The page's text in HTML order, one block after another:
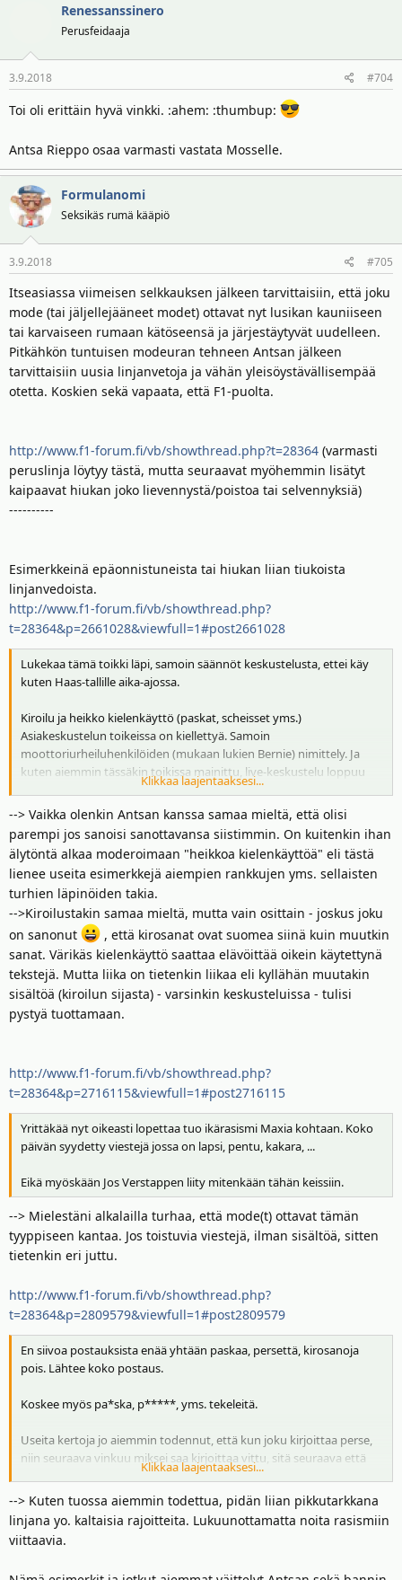
Renessanssinero
Perusfeidaaja
3.9.2018 #704
Toi oli erittäin hyvä vinkki. :ahem: :thumbup:
Antsa Rieppo osaa varmasti vastata Mosselle.
Formulanomi
Seksikäs rumä kääpiö
3.9.2018 #705
Itseasiassa viimeisen selkkauksen jälkeen tarvittaisiin, että joku
mode (tai jäljellejääneet modet) ottavat nyt lusikan kauniiseen
tai karvaiseen rumaan kätöseensä ja järjestäytyvät uudelleen.
Pitkähkön tuntuisen modeuran tehneen Antsan jälkeen
tarvittaisiin uusia linjanvetoja ja vähän yleisöystävällisempää
otetta. Koskien sekä vapaata, että F1-puolta.
http://www.f1-forum.fi/vb/showthread.php?t=28364 (varmasti
peruslinja löytyy tästä, mutta seuraavat myöhemmin lisätyt
kaipaavat hiukan joko lievennystä/poistoa tai selvennyksiä)
----------
Esimerkkeinä epäonnistuneista tai hiukan liian tiukoista
linjanvedoista.
http://www.f1-forum.fi/vb/showthread.php?
t=28364&p=2661028&viewfull=1#post2661028
Lukekaa tämä toikki läpi, samoin säännöt keskustelusta, ettei käy
kuten Haas-tallille aika-ajossa.
Kiroilu ja heikko kielenkäyttö (paskat, scheisset yms.)
Asiakeskustelun toikeissa on kiellettyä. Samoin
moottoriurheiluhenkilöiden (mukaan lukien Bernie) nimittely. Ja
kuten aiemmin tässäkin toikissa mainittu, live-keskustelu loppuu
seurantatoikeissa, kun ko. sessio on ohi.
On ollut varsin paljon siivottavia postauksia joko roskiin tai
poistettu quotettuja kuvia tai siivottu kielenkäyttöä, ettei sitä
kerkeä oikein tekemään, joten nopeampi on poistaa koko postaus,
jos se sotii näitä sääntöjä vastaan.
Kyllä sen sanottavansa saa sanottua ihan siivostikin.
Klikkaa laajentaaksesi...
--> Vaikka olenkin Antsan kanssa samaa mieltä, että olisi
parempi jos sanoisi sanottavansa siistimmin. On kuitenkin ihan
älytöntä alkaa moderoimaan "heikkoa kielenkäyttöä" eli tästä
lienee useita esimerkkejä aiempien rankkujen yms. sellaisten
turhien läpinöiden takia.
-->Kiroilustakin samaa mieltä, mutta vain osittain - joskus joku
on sanonut
, että kirosanat ovat suomea siinä kuin muutkin
sanat. Värikäs kielenkäyttö saattaa elävöittää oikein käytettynä
tekstejä. Mutta liika on tietenkin liikaa eli kyllähän muutakin
sisältöä (kiroilun sijasta) - varsinkin keskusteluissa - tulisi
pystyä tuottamaan.
http://www.f1-forum.fi/vb/showthread.php?
t=28364&p=2716115&viewfull=1#post2716115
Yrittäkää nyt oikeasti lopettaa tuo ikärasismi Maxia kohtaan. Koko
päivän syydetty viestejä jossa on lapsi, pentu, kakara, ...
Eikä myöskään Jos Verstappen liity mitenkään tähän keissiin.
--> Mielestäni alkalailla turhaa, että mode(t) ottavat tämän
tyyppiseen kantaa. Jos toistuvia viestejä, ilman sisältöä, sitten
tietenkin eri juttu.
http://www.f1-forum.fi/vb/showthread.php?
t=28364&p=2809579&viewfull=1#post2809579
En siivoa postauksista enää yhtään paskaa, persettä, kirosanoja
pois. Lähtee koko postaus.
Koskee myös pa*ska, p*****, yms. tekeleitä.
Useita kertoja jo aiemmin todennut, että kun joku kirjoittaa perse,
niin seuraava vinkuu miksei saa kirjoittaa vittu, sitä seuraava että
miksei saa kirjoittaa ryssä, seuraava hiekkaneekeri. Sen takia on
nollatoleranssi.
Klikkaa laajentaaksesi...
--> Kuten tuossa aiemmin todettua, pidän liian pikkutarkkana
linjana yo. kaltaisia rajoitteita. Lukuunottamatta noita rasismiin
viittaavia.